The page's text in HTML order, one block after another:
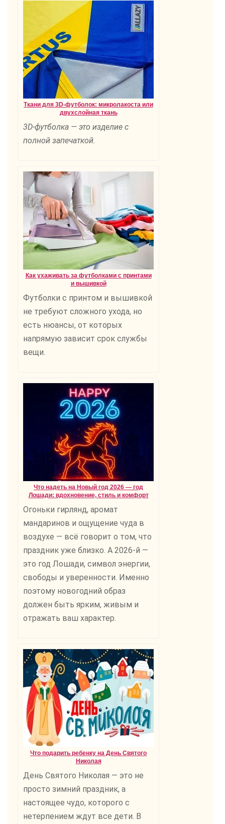
Ткани для 3D-футболок: микролакоста или
двухслойная ткань
3D-футболка — это изделие с
полной запечаткой.
Как ухаживать за футболками с принтами
и вышивкой
Футболки с принтом и вышивкой
не требуют сложного ухода, но
есть нюансы, от которых
напрямую зависит срок службы
вещи.
Что надеть на Новый год 2026 — год
Лошади: вдохновение, стиль и комфорт
Огоньки гирлянд, аромат
мандаринов и ощущение чуда в
воздухе — всё говорит о том, что
праздник уже близко. А 2026-й —
это год Лошади, символ энергии,
свободы и уверенности. Именно
поэтому новогодний образ
должен быть ярким, живым и
отражать ваш характер.
Что подарить ребенку на День Святого
Николая
День Святого Николая — это не
просто зимний праздник, а
настоящее чудо, которого с
нетерпением ждут все дети. В